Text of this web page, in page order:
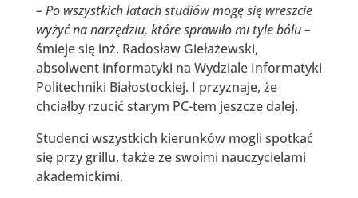
– Po wszystkich latach studiów mogę się wreszcie
wyżyć na narzędziu, które sprawiło mi tyle bólu –
śmieje się inż. Radosław Giełażewski,
absolwent informatyki na Wydziale Informatyki
Politechniki Białostockiej. I przyznaje, że
chciałby rzucić starym PC-tem jeszcze dalej.
Studenci wszystkich kierunków mogli spotkać
się przy grillu, także ze swoimi nauczycielami
akademickimi.